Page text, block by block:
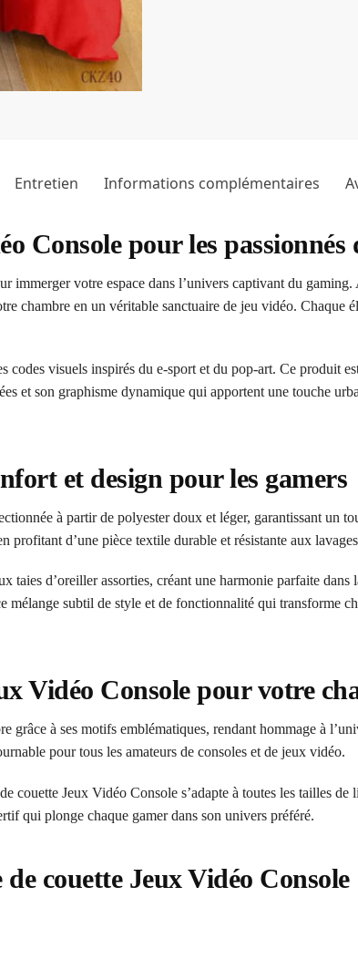
Entretien Informations complémentaires
Console pour les passionnés
immerger votre espace dans l’univers captivant du
chambre en un véritable sanctuaire de jeu vidéo. Chaque
codes visuels inspirés du e-sport et du pop-art. Ce produit
et son graphisme dynamique qui apportent une touche
et design pour les gamers
à partir de polyester doux et léger, garantissant un
d’une pièce textile durable et résistante aux
taies d’oreiller assorties, créant une harmonie parfaite dans
subtil de style et de fonctionnalité qui transforme
Vidéo Console pour votre
à ses motifs emblématiques, rendant hommage à
pour tous les amateurs de consoles et de jeux vidéo.
Jeux Vidéo Console s’adapte à toutes les tailles de
qui plonge chaque gamer dans son univers préféré.
couette Jeux Vidéo Console